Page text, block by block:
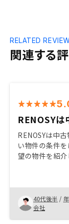
関連する
RELATED
RENOSY
RENOSYは中
い物件の条件
望の物件を紹介
40代後半 /
会社